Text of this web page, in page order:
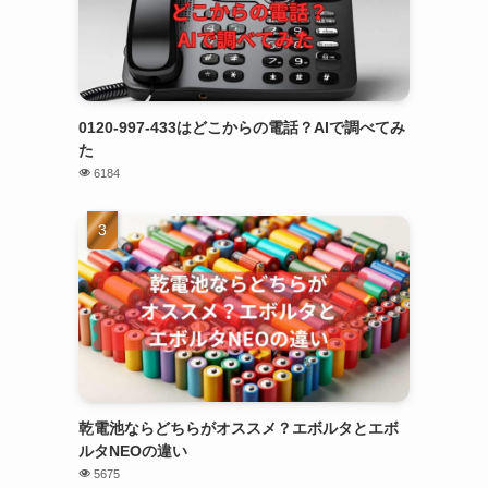
0120-997-433はどこからの電話？AIで調べてみ
た
6184
乾電池ならどちらがオススメ？エボルタとエボ
ルタNEOの違い
5675